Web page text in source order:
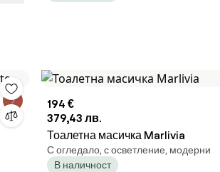
194 €
379,43 лв.
Тоалетна масичка Marlivia
С огледало, с осветление, модерни
В наличност